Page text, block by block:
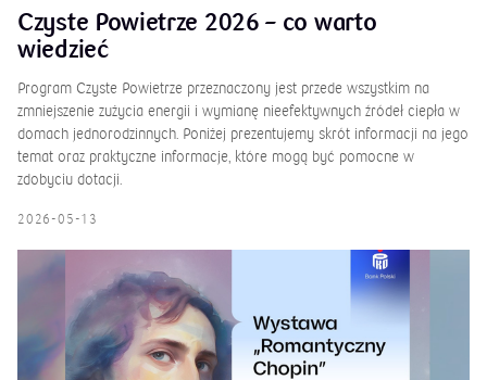
Czyste Powietrze 2026 – co warto
wiedzieć
Program Czyste Powietrze przeznaczony jest przede wszystkim na
zmniejszenie zużycia energii i wymianę nieefektywnych źródeł ciepła w
domach jednorodzinnych. Poniżej prezentujemy skrót informacji na jego
temat oraz praktyczne informacje, które mogą być pomocne w
zdobyciu dotacji.
2026-05-13